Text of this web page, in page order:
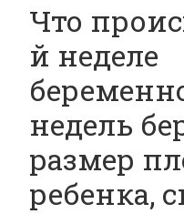
Что
й неделе
недель
размер
ребенка,